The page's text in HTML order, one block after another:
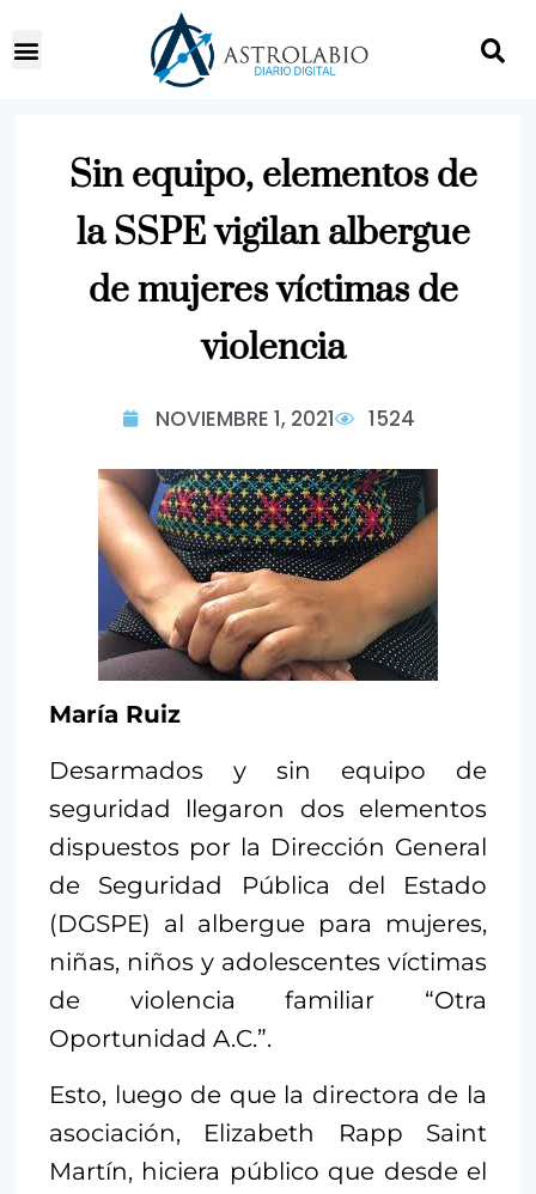
Sin equipo, elementos de
la SSPE vigilan albergue
de mujeres víctimas de
violencia
NOVIEMBRE 1, 2021 1524
María Ruiz
Desarmados y sin equipo de
seguridad llegaron dos elementos
dispuestos por la Dirección General
de Seguridad Pública del Estado
(DGSPE) al albergue para mujeres,
niñas, niños y adolescentes víctimas
de violencia familiar “Otra
Oportunidad A.C.”.
Esto, luego de que la directora de la
asociación, Elizabeth Rapp Saint
Martín, hiciera público que desde el